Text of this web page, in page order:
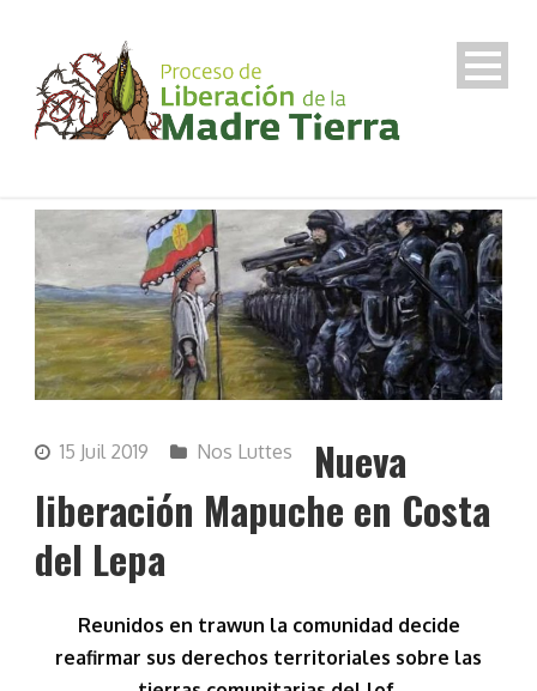
15 Juil 2019 Nos Luttes
Nueva
liberación Mapuche en Costa
del Lepa
Reunidos en trawun la comunidad decide
reafirmar sus derechos territoriales sobre las